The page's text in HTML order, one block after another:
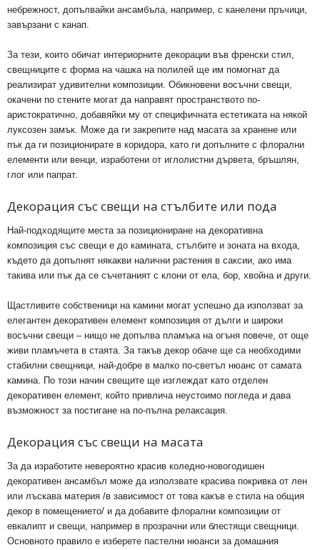
небрежност, допълвайки ансамбъла, например, с канелени пръчици,
завързани с канап.
За тези, които обичат интериорните декорации във френски стил,
свещниците с форма на чашка на полилей ще им помогнат да
реализират удивителни композиции. Обикновени восъчни свещи,
окачени по стените могат да направят пространството по-
аристократично, добавяйки му от специфичната естетиката на някой
луксозен замък. Може да ги закрепите над масата за хранене или
пък да ги позиционирате в коридора, като ги допълните с флорални
елементи или венци, изработени от иглолистни дървета, бръшлян,
глог или папрат.
Декорация със свещи на стълбите или пода
Най-подходящите места за позициониране на декоративна
композиция със свещи е до камината, стълбите и зоната на входа,
където да допълнят някакви налични растения в саксии, ако има
такива или пък да се съчетаният с клони от ела, бор, хвойна и други.
Щастливите собственици на камини могат успешно да използват за
елегантен декоративен елемент композиция от дълги и широки
восъчни свещи – нищо не допълва пламъка на огъня повече, от още
живи пламъчета в стаята. За такъв декор обаче ще са необходими
стабилни свещници, най-добре в малко по-светъл нюанс от самата
камина. По този начин свещите ще изглеждат като отделен
декоративен елемент, който привлича неустоимо погледа и дава
възможност за постигане на по-пълна релаксация.
Декорация със свещи на масата
За да изработите невероятно красив коледно-новогодишен
декоративен ансамбъл може да използвате красива покривка от лен
или лъскава материя /в зависимост от това какъв е стила на общия
декор в помещението/ и да добавите флорални композиции от
евкалипт и свещи, например в прозрачни или блестящи свещници.
Основното правило е изберете пастелни нюанси за домашния